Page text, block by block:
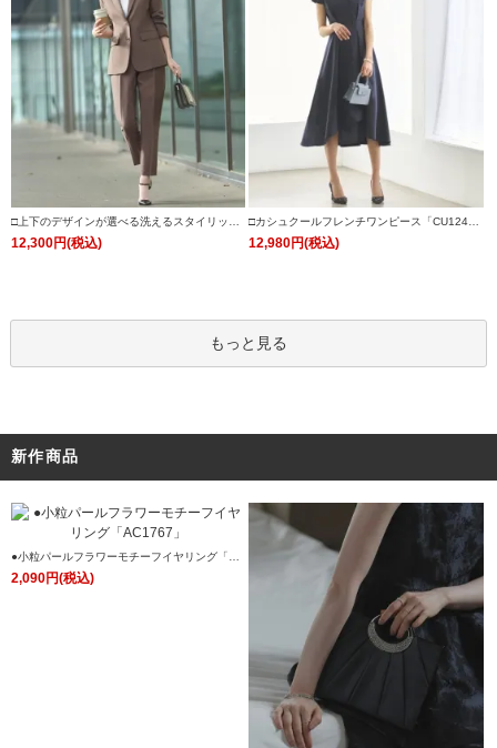
□上下のデザインが選べる洗えるスタイリッシ
ュビジネススーツパンツセット「CSU1242」/
12,300円(税込)
□カシュクールフレンチワンピース「CU124
8」
12,980円(税込)
もっと見る
新作商品
●小粒パールフラワーモチーフイヤリング「AC
1767」
2,090円(税込)